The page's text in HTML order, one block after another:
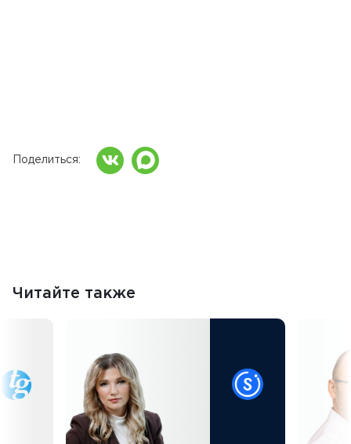
Поделиться
Читайте также